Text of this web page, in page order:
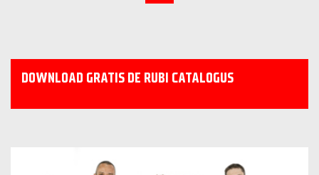
DOWNLOAD GRATIS DE RUBI CATALOGUS